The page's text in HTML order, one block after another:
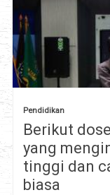
Pendidikan
Berikut
yang
tinggi dan
biasa